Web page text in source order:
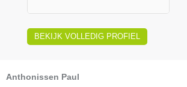
BEKIJK VOLLEDIG PROFIEL
Anthonissen Paul